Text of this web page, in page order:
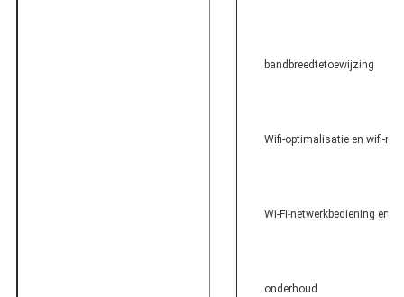
bandbreedtetoewijzing
Wifi-optimalisatie en wifi-
Wi-Fi-netwerkbediening en -
onderhoud